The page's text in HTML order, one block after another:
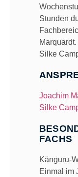
Stunden
Silke
Joachim
Silke
FACHS
Känguru-
Einmal im